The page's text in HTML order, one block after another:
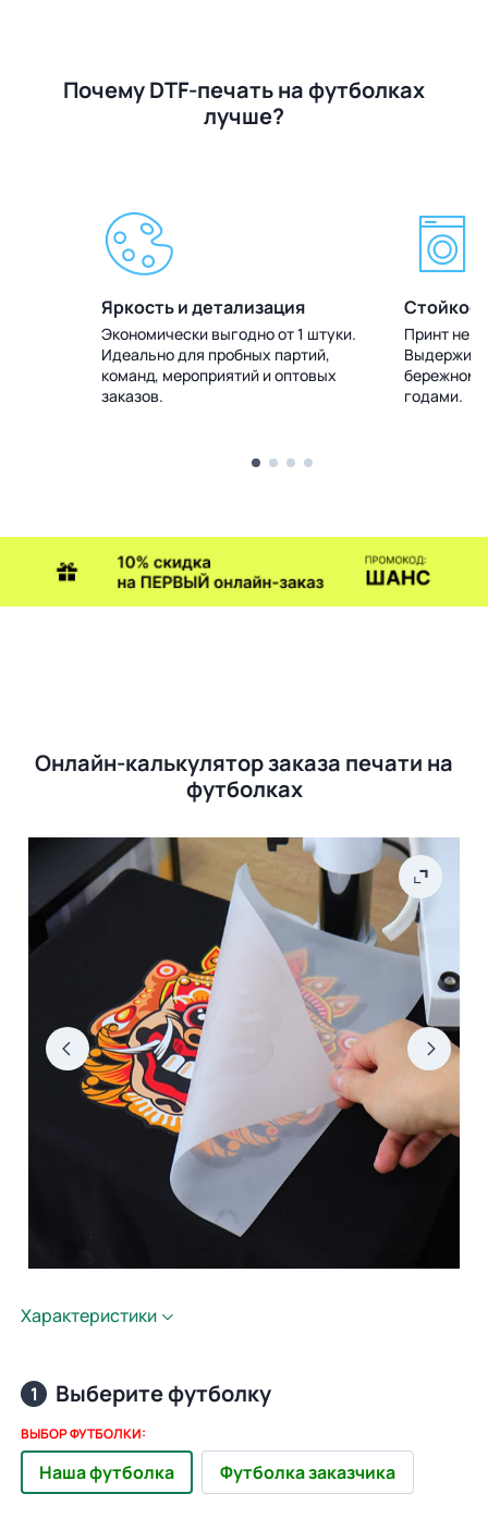
Почему DTF-печать на футболках
лучше?
Яркость и детализация
Экономически выгодно от 1 штуки.
Идеально для пробных партий,
команд, мероприятий и оптовых
заказов.
Принт не
бережном
годами.
Онлайн-калькулятор заказа печати на
футболках
Характеристики
1 Выберите футболку
ВЫБОР ФУТБОЛКИ:
Наша футболка Футболка заказчика